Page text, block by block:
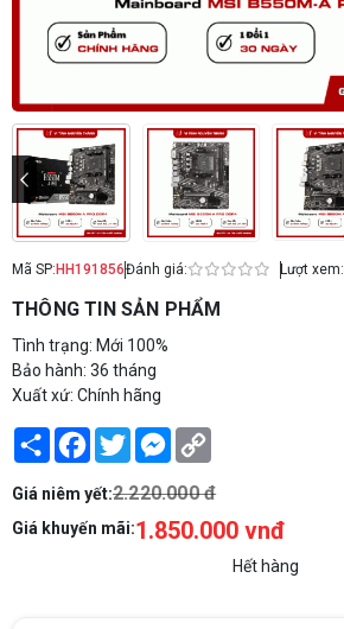
Mã SP: HH191856Đánh giá: Lượt xem:
THÔNG TIN SẢN PHẨM
Tình trạng: Mới 100%
Bảo hành: 36 tháng
Xuất xứ: Chính hãng
Share Facebook
TwitterMessenger
Giá niêm yết:2.220.000 đ
Giá khuyến mãi:1.850.000 vnđ
Hết hàng